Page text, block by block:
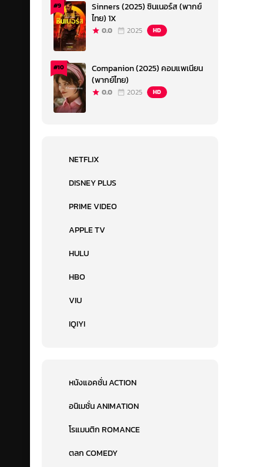
#9
Sinners (2025) ซินเนอร์ส (พากย์
ไทย) 1X
0.0 2025 HD
#10
Companion (2025) คอมแพเนียน
(พากย์ไทย)
0.0 2025 HD
NETFLIX
DISNEY PLUS
PRIME VIDEO
APPLE TV
HULU
HBO
VIU
IQIYI
หนังแอคชั่น ACTION
อนิเมชั่น ANIMATION
โรแมนติก ROMANCE
ตลก COMEDY